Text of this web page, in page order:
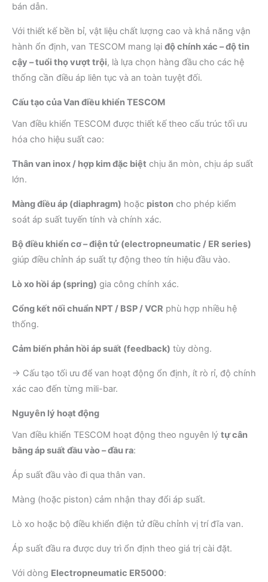
bán dẫn.
Với thiết kế bền bỉ, vật liệu chất lượng cao và khả năng vận
hành ổn định, van TESCOM mang lại độ chính xác – độ tin
cậy – tuổi thọ vượt trội, là lựa chọn hàng đầu cho các hệ
thống cần điều áp liên tục và an toàn tuyệt đối.
Cấu tạo của Van điều khiển TESCOM
Van điều khiển TESCOM được thiết kế theo cấu trúc tối ưu
hóa cho hiệu suất cao:
Thân van inox / hợp kim đặc biệt chịu ăn mòn, chịu áp suất
lớn.
Màng điều áp (diaphragm) hoặc piston cho phép kiểm
soát áp suất tuyến tính và chính xác.
Bộ điều khiển cơ – điện tử (electropneumatic / ER series)
giúp điều chỉnh áp suất tự động theo tín hiệu đầu vào.
Lò xo hồi áp (spring) gia công chính xác.
Cổng kết nối chuẩn NPT / BSP / VCR phù hợp nhiều hệ
thống.
Cảm biến phản hồi áp suất (feedback) tùy dòng.
→ Cấu tạo tối ưu để van hoạt động ổn định, ít rò rỉ, độ chính
xác cao đến từng mili-bar.
Nguyên lý hoạt động
Van điều khiển TESCOM hoạt động theo nguyên lý tự cân
bằng áp suất đầu vào – đầu ra:
Áp suất đầu vào đi qua thân van.
Màng (hoặc piston) cảm nhận thay đổi áp suất.
Lò xo hoặc bộ điều khiển điện tử điều chỉnh vị trí đĩa van.
Áp suất đầu ra được duy trì ổn định theo giá trị cài đặt.
Với dòng Electropneumatic ER5000: